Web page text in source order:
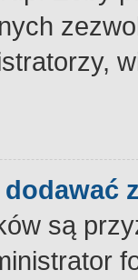
są